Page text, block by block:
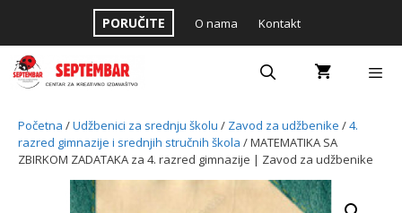
content
PORUČITE O nama Kontakt
Početna /Udžbenici za srednju školu / Zavod za udžbenike /4.
razred gimnazije i srednjih stručnih škola / MATEMATIKA SA
ZBIRKOM ZADATAKA za 4. razred gimnazije | Zavod za udžbenike